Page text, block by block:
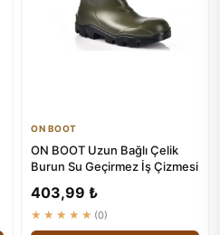
ON BOOT
ON BOOT Uzun Bağlı Çelik
Burun Su Geçirmez İş Çizmesi
403,99 ₺
★★★★★ (0)